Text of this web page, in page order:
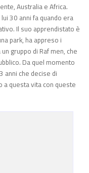
Australia e Africa.
30 anni fa quando era
Il suo apprendistato è
park, ha appreso i
gruppo di Raf men, che
Da quel momento
anni che decise di
questa vita con queste